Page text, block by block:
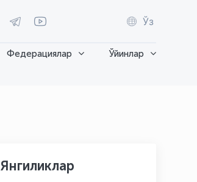
Ўз
Федерациялар
Ўйинлар
Янгиликлар